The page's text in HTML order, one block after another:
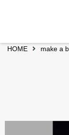
HOME make a